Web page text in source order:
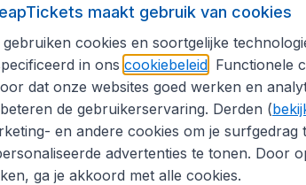
informatie
Flugladen.de
CheapTickets.ch
CheapTickets.nl
CheapTickets.sg
maakt gebruik van cookies
gebruiken cookies en soortgelijke
in ons cookiebeleid. Functionele
dat onze websites goed werken en
de gebruikerservaring. Derden (
en andere cookies om je surfgedrag
advertenties te tonen. Door
ga je akkoord met alle cookies.